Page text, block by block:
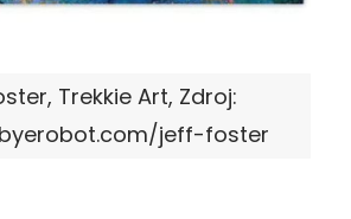
Trekkie Art, Zdroj:
jeff-foster